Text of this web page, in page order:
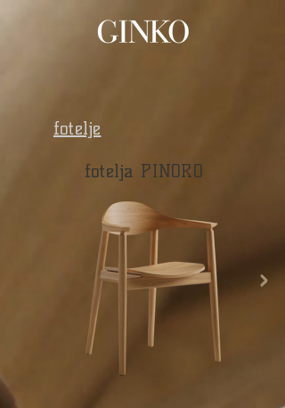
fotelje
fotelja PINORO